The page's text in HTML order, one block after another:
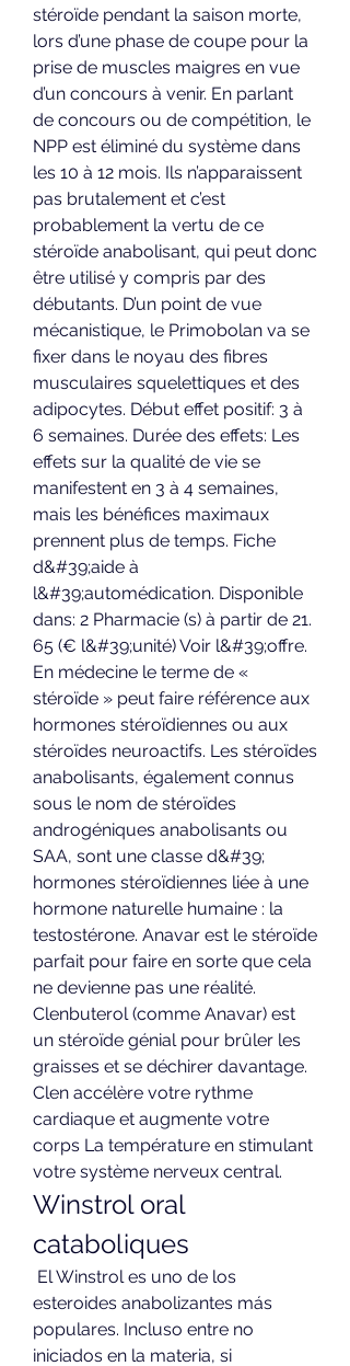
stéroïde pendant la saison morte,
lors d’une phase de coupe pour la
prise de muscles maigres en vue
d’un concours à venir. En parlant
de concours ou de compétition, le
NPP est éliminé du système dans
les 10 à 12 mois. Ils n’apparaissent
pas brutalement et c’est
probablement la vertu de ce
stéroïde anabolisant, qui peut donc
être utilisé y compris par des
débutants. D’un point de vue
mécanistique, le Primobolan va se
fixer dans le noyau des fibres
musculaires squelettiques et des
adipocytes. Début effet positif: 3 à
6 semaines. Durée des effets: Les
effets sur la qualité de vie se
manifestent en 3 à 4 semaines,
mais les bénéfices maximaux
prennent plus de temps. Fiche
d&#39;aide à
l&#39;automédication. Disponible
dans: 2 Pharmacie (s) à partir de 21.
65 (€ l&#39;unité) Voir l&#39;offre.
En médecine le terme de «
stéroïde » peut faire référence aux
hormones stéroïdiennes ou aux
stéroïdes neuroactifs. Les stéroïdes
anabolisants, également connus
sous le nom de stéroïdes
androgéniques anabolisants ou
SAA, sont une classe d&#39;
hormones stéroïdiennes liée à une
hormone naturelle humaine : la
testostérone. Anavar est le stéroïde
parfait pour faire en sorte que cela
ne devienne pas une réalité.
Clenbuterol (comme Anavar) est
un stéroïde génial pour brûler les
graisses et se déchirer davantage.
Clen accélère votre rythme
cardiaque et augmente votre
corps La température en stimulant
votre système nerveux central.
Winstrol oral
cataboliques
esteroides anabolizantes más
populares. Incluso entre no
iniciados en la materia, si